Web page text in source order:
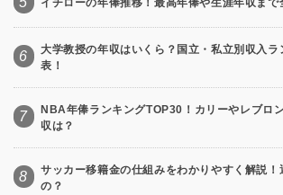
イチローの年俸推移！最高年俸や生涯年収まで
6
大学教授の年収はいくら？国立・私立別収入ラ
表！
7
NBA年俸ランキングTOP30！カリーやレブロ
収は？
8
サッカー移籍金の仕組みをわかりやすく解説！
の？